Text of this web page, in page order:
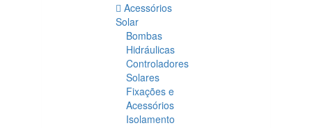
Acessórios
Solar
Bombas
Hidráulicas
Controladores
Solares
Fixações e
Acessórios
Isolamento